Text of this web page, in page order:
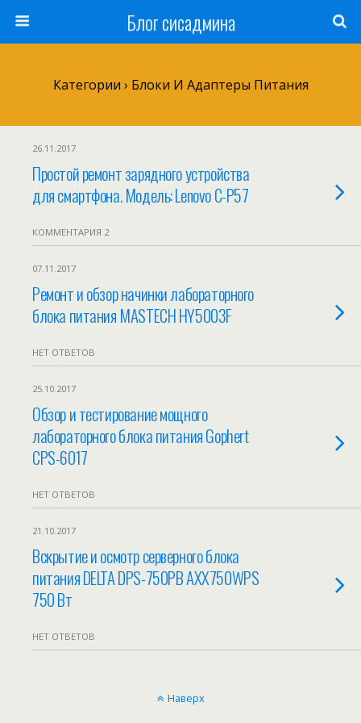
Блог сисадмина
Категории › Блоки И Адаптеры Питания
26.11.2017
Простой ремонт зарядного устройства
для смартфона. Модель: Lenovo C-P57
КОММЕНТАРИЯ 2
07.11.2017
Ремонт и обзор начинки лабораторного
блока питания MASTECH HY5003F
НЕТ ОТВЕТОВ
25.10.2017
Обзор и тестирование мощного
лабораторного блока питания Gophert
CPS-6017
НЕТ ОТВЕТОВ
21.10.2017
Вскрытие и осмотр серверного блока
питания DELTA DPS-750PB AXX750WPS
750 Вт
НЕТ ОТВЕТОВ
Наверх